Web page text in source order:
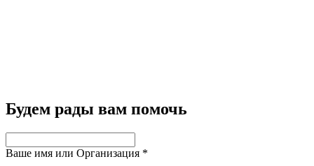
Будем рады вам помочь
Ваше имя или Организация *